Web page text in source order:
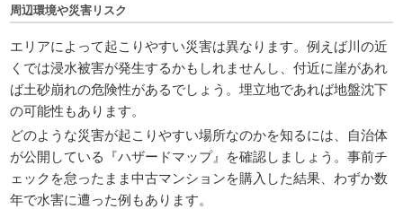
周辺環境や災害リスク
エリアによって起こりやすい災害は異なります。例えば川の近
くでは浸水被害が発生するかもしれませんし、付近に崖があれ
ば土砂崩れの危険性があるでしょう。埋立地であれば地盤沈下
の可能性もあります。
どのような災害が起こりやすい場所なのかを知るには、自治体
が公開している『ハザードマップ』を確認しましょう。事前チ
ェックを怠ったまま中古マンションを購入した結果、わずか数
年で水害に遭った例もあります。